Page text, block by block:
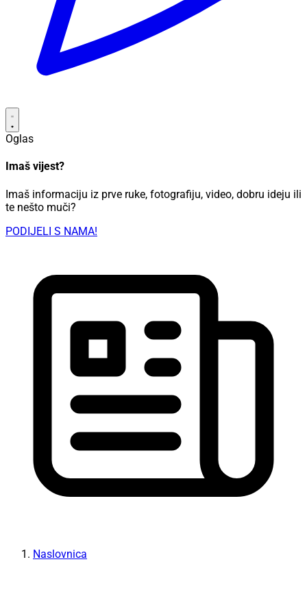
Oglas
Imaš vijest?
Imaš informaciju iz prve ruke, fotografiju, video, dobru ideju ili
te nešto muči?
PODIJELI S NAMA!
Naslovnica